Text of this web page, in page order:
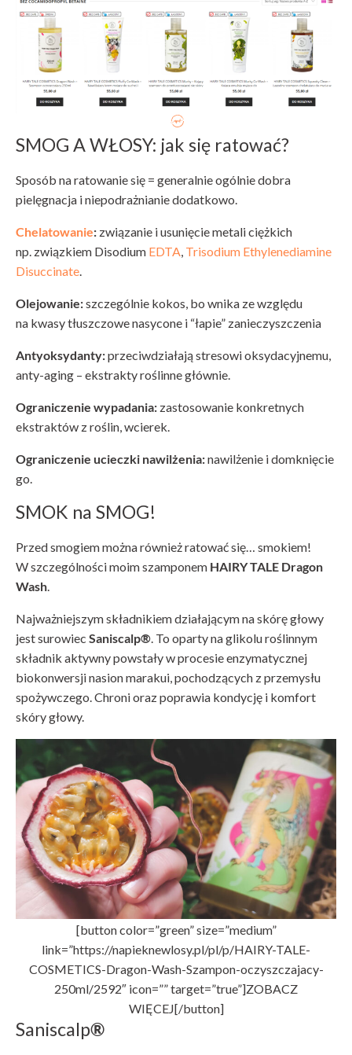
SMOG A WŁOSY: jak się ratować?
Sposób na ratowanie się = generalnie ogólnie dobra
pielęgnacja i niepodrażnianie dodatkowo.
Chelatowanie: związanie i usunięcie metali ciężkich
np. związkiem Disodium EDTA Trisodium Ethylenediamine
Disuccinate
Olejowanie:szczególnie kokos, bo wnika ze względu
na kwasy tłuszczowe nasycone i “łapie” zanieczyszczenia
Antyoksydanty:przeciwdziałają stresowi oksydacyjnemu,
anty-aging – ekstrakty roślinne głównie.
Ograniczenie wypadania: zastosowanie konkretnych
ekstraktów z roślin, wcierek.
Ograniczenie ucieczki nawilżenia:nawilżenie i domknięcie
go.
SMOK na SMOG!
Przed smogiem można również ratować się… smokiem!
W szczególności moim szamponem HAIRY TALE Dragon
Wash
Najważniejszym składnikiem działającym na skórę głowy
jest surowiec Saniscalp® . To oparty na glikolu roślinnym
składnik aktywny powstały w procesie enzymatycznej
biokonwersji nasion marakui, pochodzących z przemysłu
spożywczego. Chroni oraz poprawia kondycję i komfort
skóry głowy.
[button color=”green” size=”medium”
link=”https://napieknewlosy.pl/pl/p/HAIRY-TALE-
COSMETICS-Dragon-Wash-Szampon-oczyszczajacy-
250ml/2592″ icon=”” target=”true”]ZOBACZ
WIĘCEJ[/button]
Saniscalp®